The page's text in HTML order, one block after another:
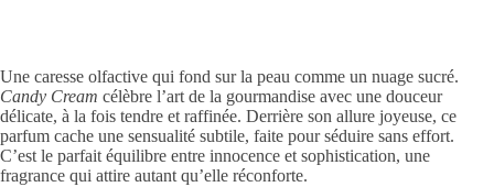
Une caresse olfactive qui fond sur la peau comme un nuage sucré.
Candy Cream célèbre l’art de la gourmandise avec une douceur
délicate, à la fois tendre et raffinée. Derrière son allure joyeuse, ce
parfum cache une sensualité subtile, faite pour séduire sans effort.
C’est le parfait équilibre entre innocence et sophistication, une
fragrance qui attire autant qu’elle réconforte.